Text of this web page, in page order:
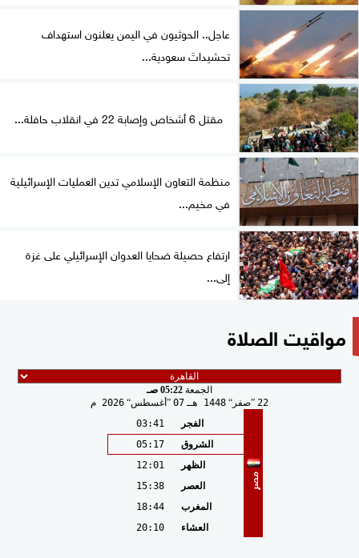
عاجل.. الحوثيون في اليمن يعلنون استهداف
تحشيداتَ سعودية...
مقتل 6 أشخاص وإصابة 22 في انقلاب حافلة...
منظمة التعاون الإسلامي تدين العمليات الإسرائيلية
في مخيم...
ارتفاع حصيلة ضحايا العدوان الإسرائيلي على غزة
إلى...
مواقيت الصلاة
الجمعة 05:22 صـ
22 صفر 1448 هـ 07 أغسطس 2026 م
مصر
الفجر
03:41
الشروق
05:17
الظهر
12:01
العصر
15:38
المغرب
18:44
العشاء
20:10